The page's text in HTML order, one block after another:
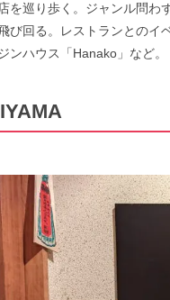
を巡り歩く。ジャンル問わ
び回る。レストランとのイ
ンハウス「Hanako」など。